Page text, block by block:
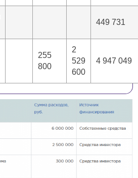
449 731
255
800
2
529
600
4 947 049